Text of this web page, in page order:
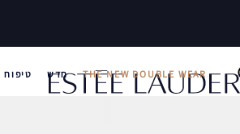
THE NEW DOUBLE WEAR חדש טיפוח